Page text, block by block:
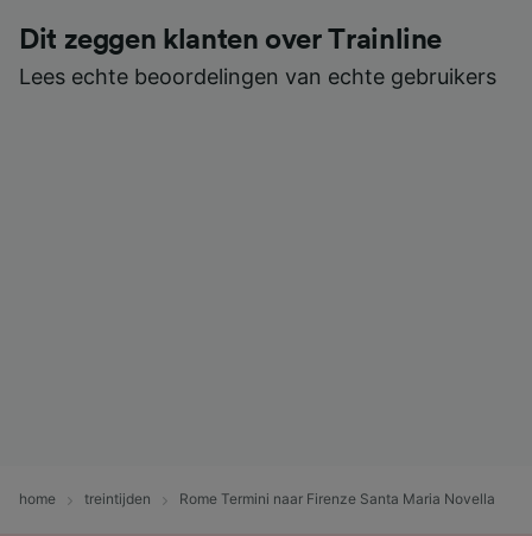
Dit zeggen klanten over Trainline
Lees echte beoordelingen van echte gebruikers
home treintijden Rome Termini naar Firenze Santa Maria Novella